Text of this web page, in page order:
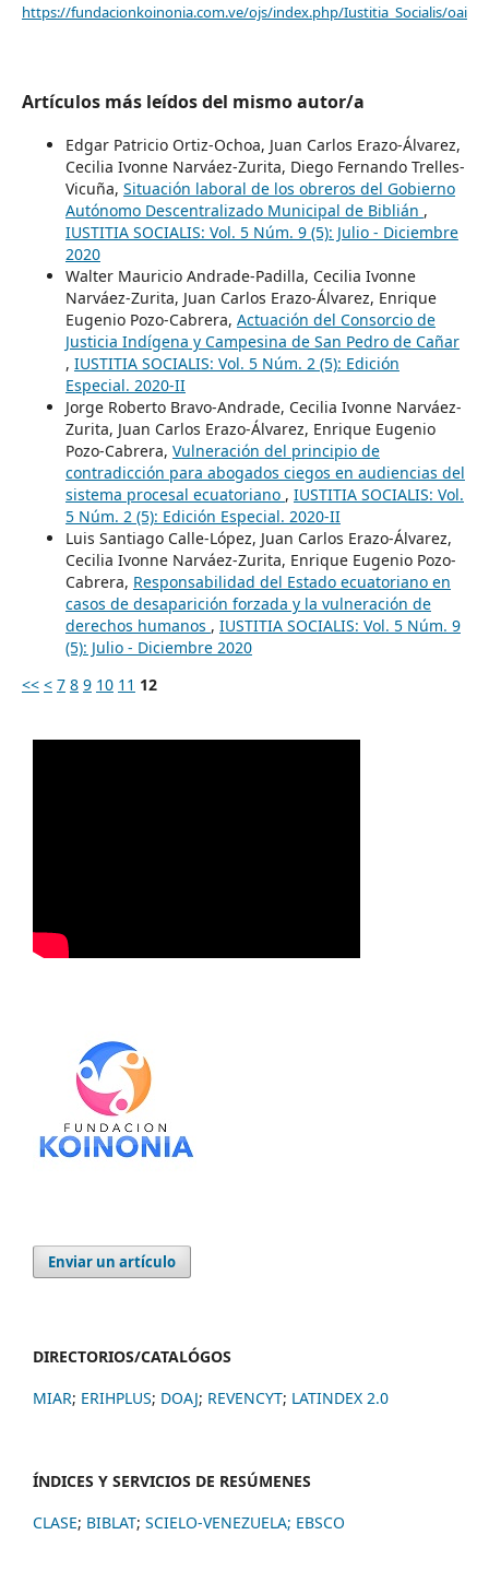
https://fundacionkoinonia.com.ve/ojs/index.php/Iustitia_Socialis/oai
Artículos más leídos del mismo autor/a
Edgar Patricio Ortiz-Ochoa, Juan Carlos Erazo-Álvarez,
Cecilia Ivonne Narváez-Zurita, Diego Fernando Trelles-
Vicuña, Situación laboral de los obreros del Gobierno
Autónomo Descentralizado Municipal de Biblián ,
IUSTITIA SOCIALIS: Vol. 5 Núm. 9 (5): Julio - Diciembre
2020
Walter Mauricio Andrade-Padilla, Cecilia Ivonne
Narváez-Zurita, Juan Carlos Erazo-Álvarez, Enrique
Eugenio Pozo-Cabrera, Actuación del Consorcio de
Justicia Indígena y Campesina de San Pedro de Cañar
, IUSTITIA SOCIALIS: Vol. 5 Núm. 2 (5): Edición
Especial. 2020-II
Jorge Roberto Bravo-Andrade, Cecilia Ivonne Narváez-
Zurita, Juan Carlos Erazo-Álvarez, Enrique Eugenio
Pozo-Cabrera, Vulneración del principio de
contradicción para abogados ciegos en audiencias del
sistema procesal ecuatoriano , IUSTITIA SOCIALIS: Vol.
5 Núm. 2 (5): Edición Especial. 2020-II
Luis Santiago Calle-López, Juan Carlos Erazo-Álvarez,
Cecilia Ivonne Narváez-Zurita, Enrique Eugenio Pozo-
Cabrera, Responsabilidad del Estado ecuatoriano en
casos de desaparición forzada y la vulneración de
derechos humanos , IUSTITIA SOCIALIS: Vol. 5 Núm. 9
(5): Julio - Diciembre 2020
<< < 7 8 9 10 11 12
Enviar un artículo
DIRECTORIOS/CATALÓGOS
MIAR; ERIHPLUS; DOAJ; REVENCYT; LATINDEX 2.0
ÍNDICES Y SERVICIOS DE RESÚMENES
CLASE; BIBLAT; SCIELO-VENEZUELA; EBSCO